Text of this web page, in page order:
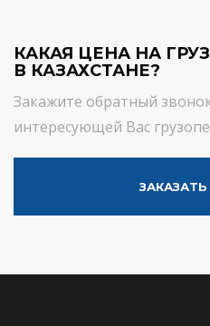
КАКАЯ ЦЕНА НА
В КАЗАХСТАНЕ?
Закажите обратный
интересующей Вас